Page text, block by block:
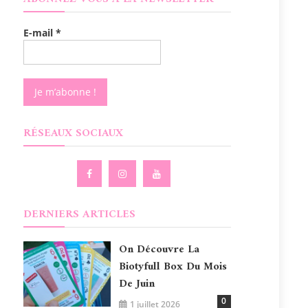
E-mail *
RÉSEAUX SOCIAUX
DERNIERS ARTICLES
On Découvre La
Biotyfull Box Du Mois
De Juin
1 juillet 2026 0